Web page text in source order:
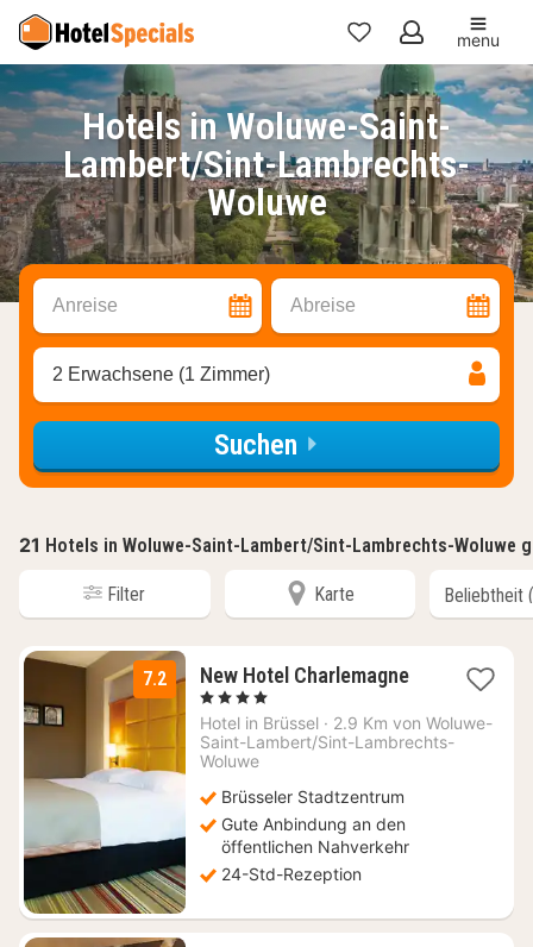
Meine
Favoriten
menu
Hotels in Woluwe-Saint-
Lambert/Sint-Lambrechts-
Woluwe
Anreise Abreise
2 Erwachsene (1 Zimmer)
Suchen
21 Hotels in Woluwe-Saint-Lambert/Sint-Lambrechts-Woluwe
Filter Karte
7.2 New Hotel Charlemagne1
ab
92
, 4 Sterne
Hotel in Brüssel · 2.9 Km von Woluwe-
Saint-Lambert/Sint-Lambrechts-
Woluwe
Brüsseler Stadtzentrum
Gute Anbindung an den
öffentlichen Nahverkehr
24-Std-Rezeption